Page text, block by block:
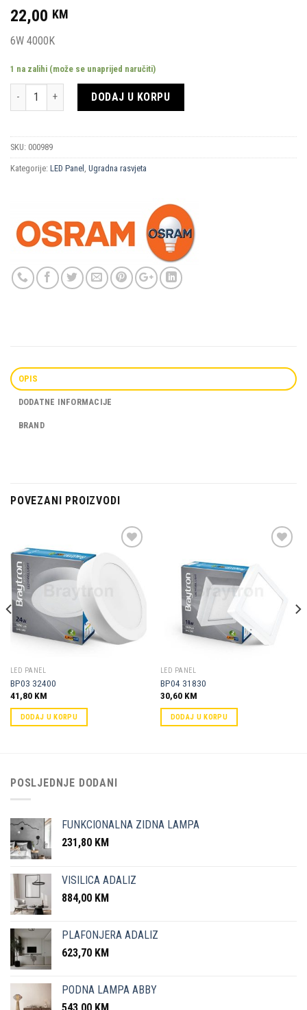
22,00 KM
6W 4000K
1 na zalihi (može se unaprijed naručiti)
Količina DODAJ U KORPU
SKU: 000989
Kategorije: LED Panel Ugradna rasvjeta
OPIS
DODATNE INFORMACIJE
BRAND
POVEZANI PROIZVODI
Dodaj u
omiljene
LED PANEL
BP03 32400
41,80 KM
DODAJ U KORPU
Dodaj u
omiljene
LED PANEL
BP04 31830
30,60 KM
DODAJ U KORPU
POSLJEDNJE DODANI
FUNKCIONALNA ZIDNA LAMPA
231,80 KM
VISILICA ADALIZ
884,00 KM
PLAFONJERA ADALIZ
623,70 KM
PODNA LAMPA ABBY